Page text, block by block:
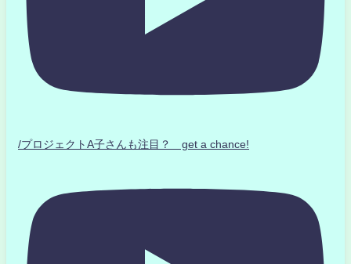
/プロジェクトA子さんも注目？ get a chance!